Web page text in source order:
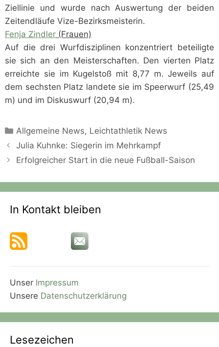
Ziellinie und wurde nach Auswertung der beiden
Zeitendläufe Vize-Bezirksmeisterin.
Fenja Zindler (Frauen)
Auf die drei Wurfdisziplinen konzentriert beteiligte
sie sich an den Meisterschaften. Den vierten Platz
erreichte sie im Kugelstoß mit 8,77 m. Jeweils auf
dem sechsten Platz landete sie im Speerwurf (25,49
m) und im Diskuswurf (20,94 m).
Kategorien
Allgemeine News, Leichtathletik News
Julia Kuhnke: Siegerin im Mehrkampf
Erfolgreicher Start in die neue Fußball-Saison
In Kontakt bleiben
Unser Impressum
Unsere Datenschutzerklärung
Lesezeichen